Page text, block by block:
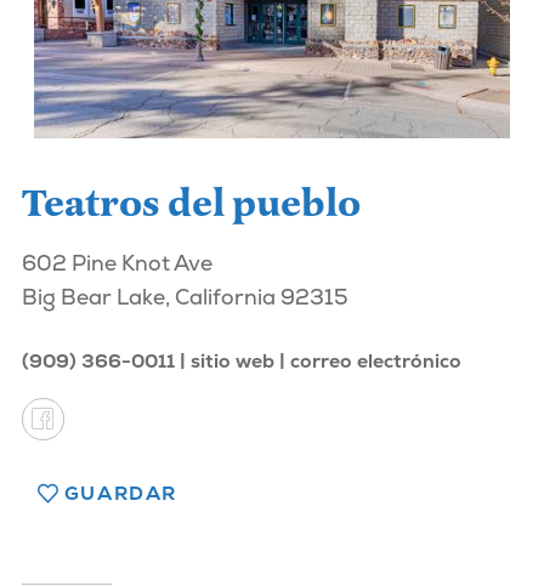
Teatros del pueblo
602 Pine Knot Ave
Big Bear Lake, California 92315
(909) 366-0011 sitio web correo electrónico
GUARDAR